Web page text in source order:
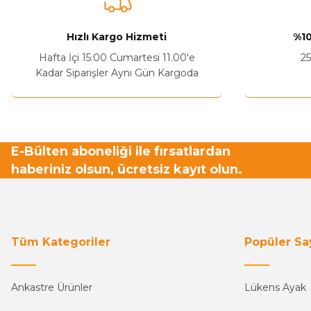
Hızlı Kargo Hizmeti
Hafta İçi 15:00 Cumartesi 11.00'e
Kadar Siparişler Aynı Gün Kargoda
E-Bülten aboneliği ile fırsatlardan
haberiniz olsun, ücretsiz kayıt olun.
Tüm Kategoriler
Ankastre Ürünler
Popüler
Lükens Ayak